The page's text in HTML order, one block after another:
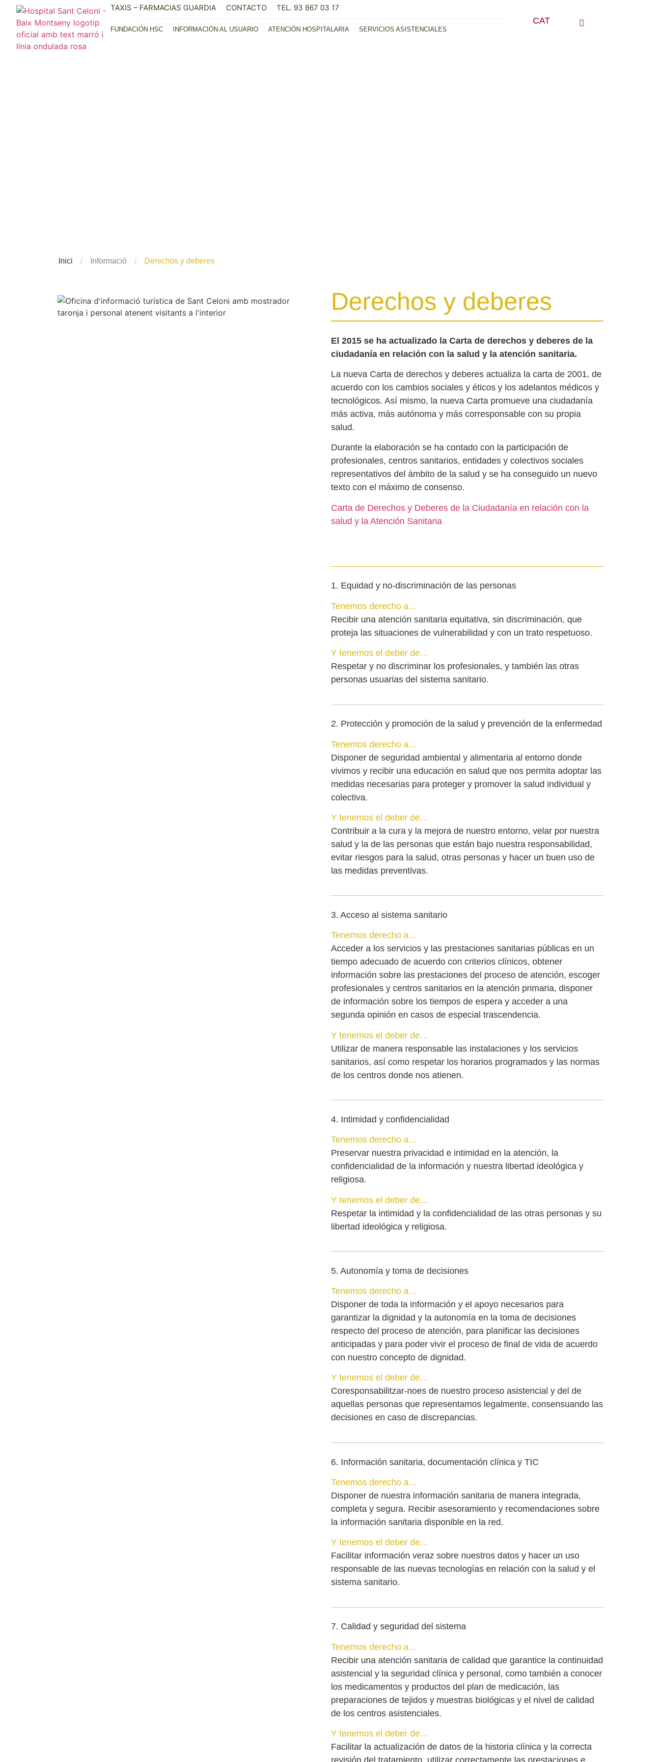
TAXIS – FARMACIAS GUARDIA CONTACTO TEL. 93 867 03 17
FUNDACIÓN HSC INFORMACIÓN AL USUARIO ATENCIÓN HOSPITALARIA SERVICIOS ASISTENCIALES
CAT
Inici / Informació / Derechos y deberes
Derechos y deberes
El 2015 se ha actualizado la Carta de derechos y deberes de la
ciudadanía en relación con la salud y la atención sanitaria.
La nueva Carta de derechos y deberes actualiza la carta de 2001, de
acuerdo con los cambios sociales y éticos y los adelantos médicos y
tecnológicos. Así mismo, la nueva Carta promueve una ciudadanía
más activa, más autónoma y más corresponsable con su propia
salud.
Durante la elaboración se ha contado con la participación de
profesionales, centros sanitarios, entidades y colectivos sociales
representativos del ámbito de la salud y se ha conseguido un nuevo
texto con el máximo de consenso.
Carta de Derechos y Deberes de la Ciudadanía en relación con la
salud y la Atención Sanitaria
1. Equidad y no-discriminación de las personas
Tenemos derecho a…
Recibir una atención sanitaria equitativa, sin discriminación, que
proteja las situaciones de vulnerabilidad y con un trato respetuoso.
Y tenemos el deber de…
Respetar y no discriminar los profesionales, y también las otras
personas usuarias del sistema sanitario.
2. Protección y promoción de la salud y prevención de la enfermedad
Tenemos derecho a…
Disponer de seguridad ambiental y alimentaria al entorno donde
vivimos y recibir una educación en salud que nos permita adoptar las
medidas necesarias para proteger y promover la salud individual y
colectiva.
Y tenemos el deber de…
Contribuir a la cura y la mejora de nuestro entorno, velar por nuestra
salud y la de las personas que están bajo nuestra responsabilidad,
evitar riesgos para la salud, otras personas y hacer un buen uso de
las medidas preventivas.
3. Acceso al sistema sanitario
Tenemos derecho a…
Acceder a los servicios y las prestaciones sanitarias públicas en un
tiempo adecuado de acuerdo con criterios clínicos, obtener
información sobre las prestaciones del proceso de atención, escoger
profesionales y centros sanitarios en la atención primaria, disponer
de información sobre los tiempos de espera y acceder a una
segunda opinión en casos de especial trascendencia.
Y tenemos el deber de…
Utilizar de manera responsable las instalaciones y los servicios
sanitarios, así como respetar los horarios programados y las normas
de los centros donde nos atienen.
4. Intimidad y confidencialidad
Tenemos derecho a…
Preservar nuestra privacidad e intimidad en la atención, la
confidencialidad de la información y nuestra libertad ideológica y
religiosa.
Y tenemos el deber de…
Respetar la intimidad y la confidencialidad de las otras personas y su
libertad ideológica y religiosa.
5. Autonomía y toma de decisiones
Tenemos derecho a…
Disponer de toda la información y el apoyo necesarios para
garantizar la dignidad y la autonomía en la toma de decisiones
respecto del proceso de atención, para planificar las decisiones
anticipadas y para poder vivir el proceso de final de vida de acuerdo
con nuestro concepto de dignidad.
Y tenemos el deber de…
Coresponsabilitzar-noes de nuestro proceso asistencial y del de
aquellas personas que representamos legalmente, consensuando las
decisiones en caso de discrepancias.
6. Información sanitaria, documentación clínica y TIC
Tenemos derecho a…
Disponer de nuestra información sanitaria de manera integrada,
completa y segura. Recibir asesoramiento y recomendaciones sobre
la información sanitaria disponible en la red.
Y tenemos el deber de…
Facilitar información veraz sobre nuestros datos y hacer un uso
responsable de las nuevas tecnologías en relación con la salud y el
sistema sanitario.
7. Calidad y seguridad del sistema
Tenemos derecho a…
Recibir una atención sanitaria de calidad que garantice la continuidad
asistencial y la seguridad clínica y personal, como también a conocer
los medicamentos y productos del plan de medicación, las
preparaciones de tejidos y muestras biológicas y el nivel de calidad
de los centros asistenciales.
Y tenemos el deber de…
Facilitar la actualización de datos de la historia clínica y la correcta